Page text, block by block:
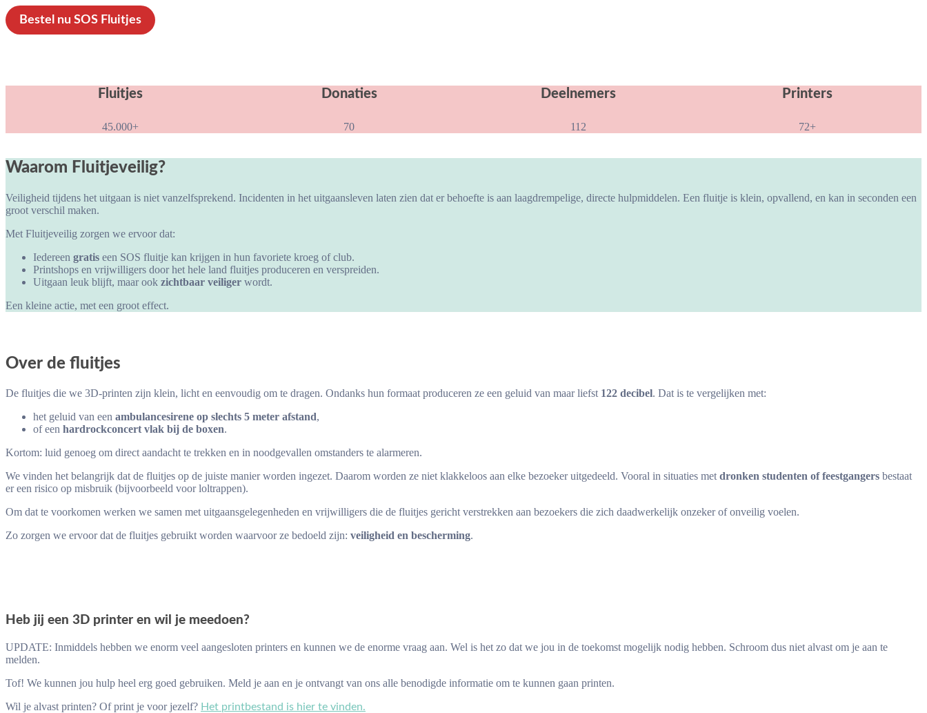
Bestel nu SOS Fluitjes
Fluitjes
45.000+
Donaties
70
Deelnemers
112
Printers
72+
Waarom Fluitjeveilig?
Veiligheid tijdens het uitgaan is niet vanzelfsprekend. Incidenten in het uitgaansleven laten zien dat er behoefte is aan laagdrempelige, directe hulpmiddelen. Een fluitje is klein, opvallend, en kan in seconden een
groot verschil maken.
Met Fluitjeveilig zorgen we ervoor dat:
Iedereen gratis een SOS fluitje kan krijgen in hun favoriete kroeg of club.
Printshops en vrijwilligers door het hele land fluitjes produceren en verspreiden.
Uitgaan leuk blijft, maar ook zichtbaar veiliger wordt.
Een kleine actie, met een groot effect.
Over de fluitjes
De fluitjes die we 3D-printen zijn klein, licht en eenvoudig om te dragen. Ondanks hun formaat produceren ze een geluid van maar liefst 122 decibel. Dat is te vergelijken met:
het geluid van een ambulancesirene op slechts 5 meter afstand,
of een hardrockconcert vlak bij de boxen.
Kortom: luid genoeg om direct aandacht te trekken en in noodgevallen omstanders te alarmeren.
We vinden het belangrijk dat de fluitjes op de juiste manier worden ingezet. Daarom worden ze niet klakkeloos aan elke bezoeker uitgedeeld. Vooral in situaties metdronken studenten of feestgangers bestaat
er een risico op misbruik (bijvoorbeeld voor loltrappen).
Om dat te voorkomen werken we samen met uitgaansgelegenheden en vrijwilligers die de fluitjes gericht verstrekken aan bezoekers die zich daadwerkelijk onzeker of onveilig voelen.
Zo zorgen we ervoor dat de fluitjes gebruikt worden waarvoor ze bedoeld zijn: veiligheid en bescherming.
Heb jij een 3D printer en wil je meedoen?
UPDATE: Inmiddels hebben we enorm veel aangesloten printers en kunnen we de enorme vraag aan. Wel is het zo dat we jou in de toekomst mogelijk nodig hebben. Schroom dus niet alvast om je aan te
melden.
Tof! We kunnen jou hulp heel erg goed gebruiken. Meld je aan en je ontvangt van ons alle benodigde informatie om te kunnen gaan printen.
Wil je alvast printen? Of print je voor jezelf? Het printbestand is hier te vinden.